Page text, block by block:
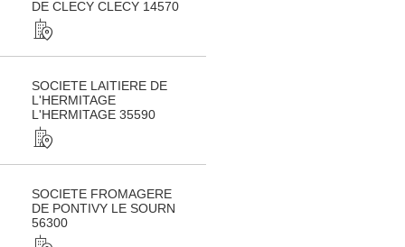
DE CLECY CLECY 14570
SOCIETE LAITIERE DE
L'HERMITAGE
L'HERMITAGE 35590
SOCIETE FROMAGERE
DE PONTIVY LE SOURN
56300